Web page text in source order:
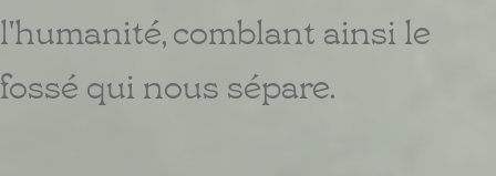
l'humanité, comblant ainsi le
fossé qui nous sépare.